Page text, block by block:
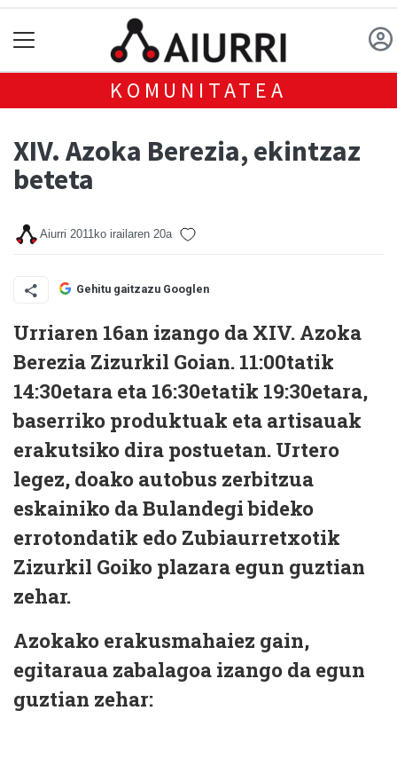
KOMUNITATEA
XIV. Azoka Berezia, ekintzaz
beteta
Aiurri 2011ko irailaren 20a
Gehitu gaitzazu Googlen
Urriaren 16an izango da XIV. Azoka
Berezia Zizurkil Goian. 11:00tatik
14:30etara eta 16:30etatik 19:30etara,
baserriko produktuak eta artisauak
erakutsiko dira postuetan. Urtero
legez, doako autobus zerbitzua
eskainiko da Bulandegi bideko
errotondatik edo Zubiaurretxotik
Zizurkil Goiko plazara egun guztian
zehar.
Azokako erakusmahaiez gain,
egitaraua zabalagoa izango da egun
guztian zehar: